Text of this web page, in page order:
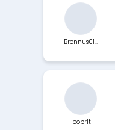
Brennus01...
leobrlt